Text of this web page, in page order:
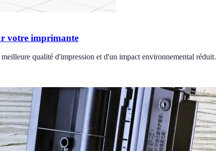
votre imprimante
qualité d'impression et d'un impact environnemental réduit.